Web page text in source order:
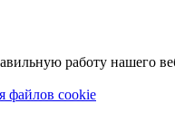
работу нашего
файлов cookie